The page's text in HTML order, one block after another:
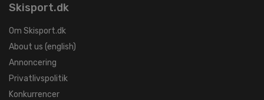
Skisport.dk
Om Skisport.dk
About us (english)
Annoncering
Privatlivspolitik
Konkurrencer